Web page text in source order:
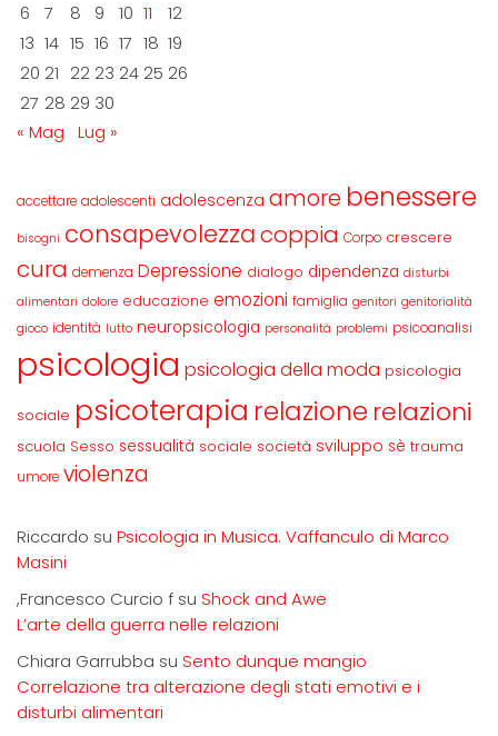
6
7 8 9 10 11
12
13 14 15 16 17 18 19
20 21 22 23 24 25 26
27 28 29 30
« Mag
Lug »
accettare adolescenti adolescenza amore benessere
bisogni consapevolezzacoppia Corpo crescere
cura demenza Depressione dialogo dipendenza disturbi
alimentari dolore educazione emozioni famiglia genitori genitorialità
gioco identità lutto neuropsicologia personalità problemi psicoanalisi
psicologia psicologia della moda psicologia
sociale psicoterapia relazione relazioni
scuola Sesso sessualità sociale società sviluppo sè trauma
umore violenza
Riccardo su Psicologia in Musica. Vaffanculo di Marco
Masini
,Francesco Curcio f su Shock and Awe
L’arte della guerra nelle relazioni
Chiara Garrubba su Sento dunque mangio
Correlazione tra alterazione degli stati emotivi e i
disturbi alimentari